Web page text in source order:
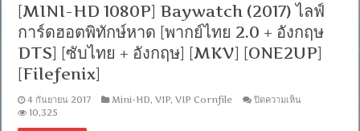
+
อังกฤษ]
[MASTER]
[MKV]
[ONE2UP]
[MINI-HD 1080P] Baywatch (2017) ไลฟ์
การ์ดฮอตพิทักษ์หาด [พากย์ไทย 2.0 + อังกฤษ
DTS] [ซับไทย + อังกฤษ] [MKV] [ONE2UP]
[Filefenix]
4 กันยายน 2017 Mini-HD,VIP,VIP Cornfile ปิดความเห็น
10,325